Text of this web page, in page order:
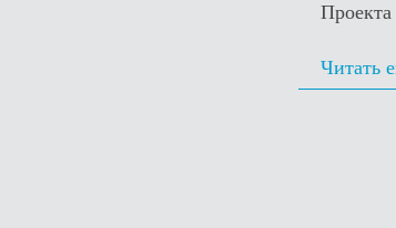
Проекта
Читать